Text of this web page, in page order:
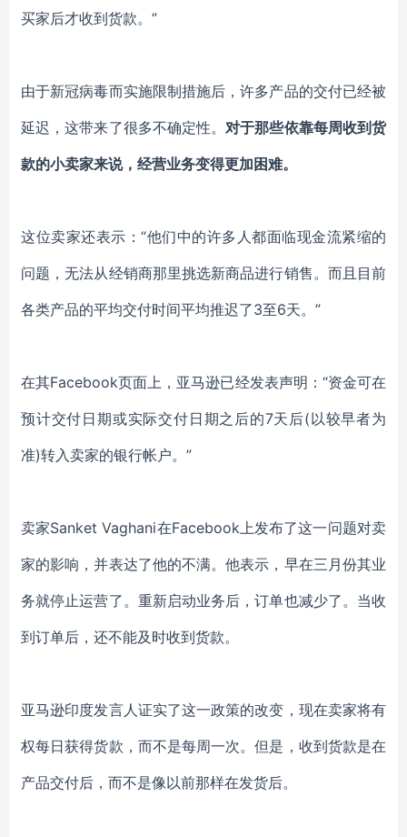
买家后才收到货款。”
由于新冠病毒而实施限制措施后，许多产品的交付已经被
延迟，这带来了很多不确定性。对于那些依靠每周收到货
款的小卖家来说，经营业务变得更加困难。
这位卖家还表示：“他们中的许多人都面临现金流紧缩的
问题，无法从经销商那里挑选新商品进行销售。而且目前
各类产品的平均交付时间平均推迟了3至6天。”
在其Facebook页面上，亚马逊已经发表声明：“资金可在
预计交付日期或实际交付日期之后的7天后(以较早者为
准)转入卖家的银行帐户。”
卖家Sanket Vaghani在Facebook上发布了这一问题对卖
家的影响，并表达了他的不满。他表示，早在三月份其业
务就停止运营了。重新启动业务后，订单也减少了。当收
到订单后，还不能及时收到货款。
亚马逊印度发言人证实了这一政策的改变，现在卖家将有
权每日获得货款，而不是每周一次。但是，收到货款是在
产品交付后，而不是像以前那样在发货后。